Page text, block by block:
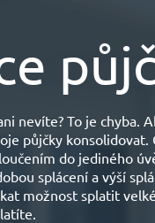
nevíte? To je chyba.
půjčky konsolidovat.
do jediného
splácení a výší
možnost splatit